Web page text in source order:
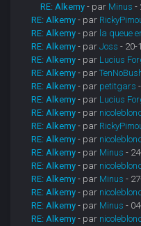
RE: Alkemy - par Minus -
RE: Alkemy - par
RE: Alkemy - par la queue
RE: Alkemy - parJoss - 20-
RE: Alkemy - par Lucius
RE: Alkemy - par
RE: Alkemy - par petitgars
RE: Alkemy - par Lucius
RE: Alkemy - par
RE: Alkemy - par
RE: Alkemy - par
RE: Alkemy - par Minus -
RE: Alkemy - par
RE: Alkemy - par Minus -
RE: Alkemy - par
RE: Alkemy - par Minus -
RE: Alkemy - par